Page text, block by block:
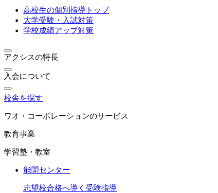
高校生の個別指導トップ
大学受験・入試対策
学校成績アップ対策
アクシスの特長
入会について
校舎を探す
ワオ・コーポレーションのサービス
教育事業
学習塾・教室
能開センター
志望校合格へ導く受験指導